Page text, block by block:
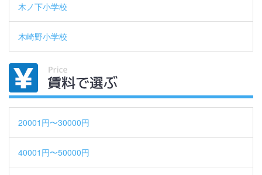
木ノ下小学校
木崎野小学校
20001円〜30000円
40001円〜50000円